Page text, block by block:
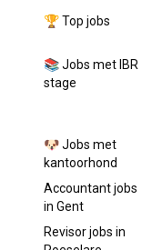
🏆 Top jobs
📚 Jobs met IBR
stage
🐶 Jobs met
kantoorhond
Accountantjobs
in Gent
Revisorjobs in